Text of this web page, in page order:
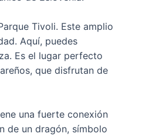
Tivoli. Este amplio
Aquí, puedes
Es el lugar perfecto
que disfrutan de
una fuerte conexión
de un dragón, símbolo